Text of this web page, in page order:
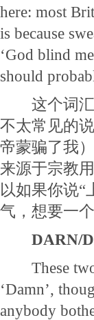
here: most
is because
‘God blind
should
这个词汇
不太常见的
帝蒙骗了我
来源于宗教
以如果你说
气，想要一
DARN/
These two
‘Damn’,
anybody